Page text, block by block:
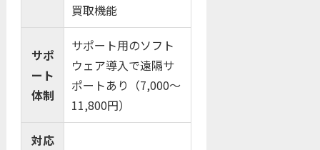
買取機能
サポ
ート
体制
サポート用のソフト
ウェア導入で遠隔サ
ポートあり（7,000～
11,800円）
対応